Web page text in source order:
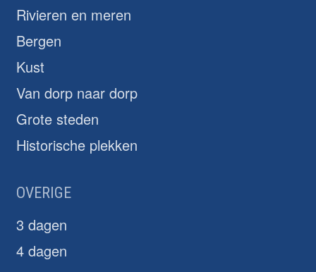
Rivieren en meren
Bergen
Kust
Van dorp naar dorp
Grote steden
Historische plekken
OVERIGE
3 dagen
4 dagen